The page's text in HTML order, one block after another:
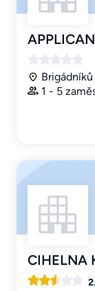
1 - 5
CIHELNA